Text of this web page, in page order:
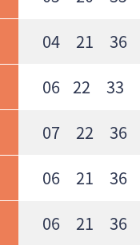
04 21 36
06 22 33
07 22 36
06 21 36
06 21 36